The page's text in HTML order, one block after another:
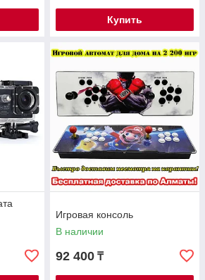
Купить
Игровая консоль
В наличии
92 400 ₸